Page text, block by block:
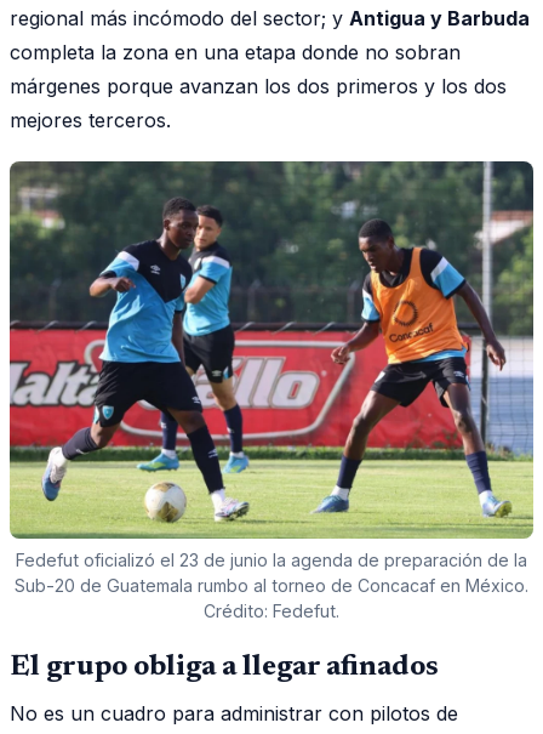
regional más incómodo del sector; y Antigua y Barbuda
completa la zona en una etapa donde no sobran
márgenes porque avanzan los dos primeros y los dos
mejores terceros.
Fedefut oficializó el 23 de junio la agenda de preparación de la
Sub-20 de Guatemala rumbo al torneo de Concacaf en México.
Crédito: Fedefut.
El grupo obliga a llegar afinados
No es un cuadro para administrar con pilotos de